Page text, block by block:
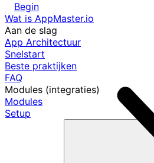
Begin
Wat is AppMaster.io
Aan de slag
App Architectuur
Snelstart
Beste praktijken
FAQ
Modules (integraties)
Modules
Setup